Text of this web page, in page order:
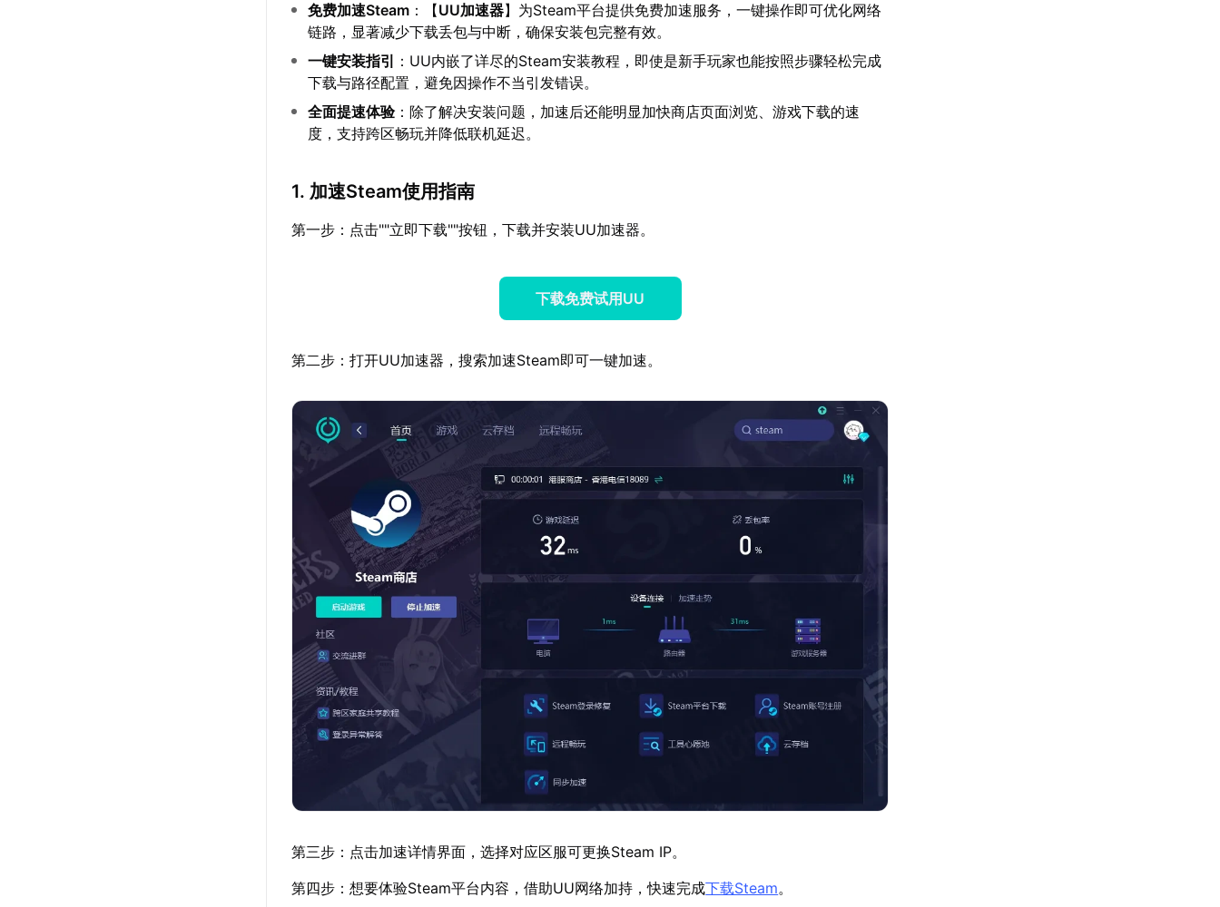
免费加速Steam ：【UU加速器】为Steam平台提供免费加速服务，一键操作即可优化网络
链路，显著减少下载丢包与中断，确保安装包完整有效。
一键安装指引
：UU内嵌了详尽的Steam安装教程，即使是新手玩家也能按照步骤轻松完成
下载与路径配置，避免因操作不当引发错误。
全面提速体验：除了解决安装问题，加速后还能明显加快商店页面浏览、游戏下载的速
度，支持跨区畅玩并降低联机延迟。
1. 加速Steam使用指南
第一步：点击""立即下载""按钮，下载并安装UU加速器。
下载免费试用UU
第二步：打开UU加速器，搜索加速Steam即可一键加速。
第三步：点击加速详情界面，选择对应区服可更换Steam IP。
第四步：想要体验Steam平台内容，借助UU网络加持，快速完成下载Steam。